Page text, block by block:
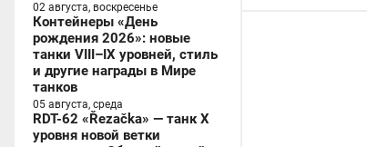
02 августа, воскресенье
Контейнеры «День
рождения 2026»: новые
танки VIII–IX уровней, стиль
и другие награды в Мире
танков
05 августа, среда
RDT-62 «Řezačka» — танк X
уровня новой ветки